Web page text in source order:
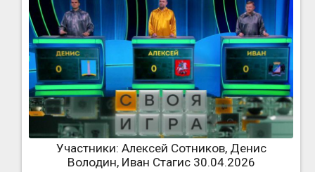
Участники: Алексей Сотников, Денис
Володин, Иван Стагис 30.04.2026